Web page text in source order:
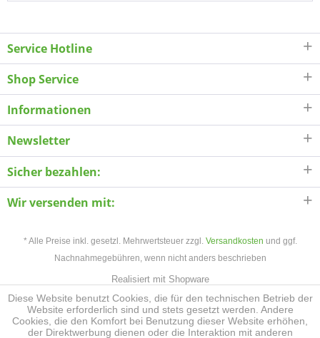
Service Hotline
Shop Service
Informationen
Newsletter
Sicher bezahlen:
Wir versenden mit:
* Alle Preise inkl. gesetzl. Mehrwertsteuer zzgl. Versandkosten und ggf.
Nachnahmegebühren, wenn nicht anders beschrieben
Realisiert mit Shopware
Diese Website benutzt Cookies, die für den technischen Betrieb der
Website erforderlich sind und stets gesetzt werden. Andere
Cookies, die den Komfort bei Benutzung dieser Website erhöhen,
der Direktwerbung dienen oder die Interaktion mit anderen